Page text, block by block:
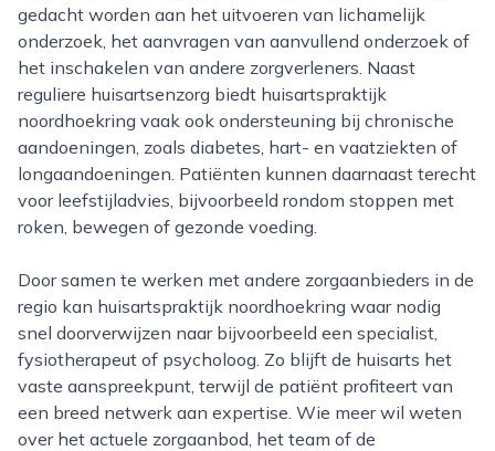
gedacht worden aan het uitvoeren van lichamelijk
onderzoek, het aanvragen van aanvullend onderzoek of
het inschakelen van andere zorgverleners. Naast
reguliere huisartsenzorg biedt huisartspraktijk
noordhoekring vaak ook ondersteuning bij chronische
aandoeningen, zoals diabetes, hart- en vaatziekten of
longaandoeningen. Patiënten kunnen daarnaast terecht
voor leefstijladvies, bijvoorbeeld rondom stoppen met
roken, bewegen of gezonde voeding.
Door samen te werken met andere zorgaanbieders in de
regio kan huisartspraktijk noordhoekring waar nodig
snel doorverwijzen naar bijvoorbeeld een specialist,
fysiotherapeut of psycholoog. Zo blijft de huisarts het
vaste aanspreekpunt, terwijl de patiënt profiteert van
een breed netwerk aan expertise. Wie meer wil weten
over het actuele zorgaanbod, het team of de